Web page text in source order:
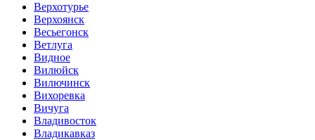
Верхотурье
Верхоянск
Весьегонск
Ветлуга
Видное
Вилюйск
Вилючинск
Вихоревка
Вичуга
Владивосток
Владикавказ